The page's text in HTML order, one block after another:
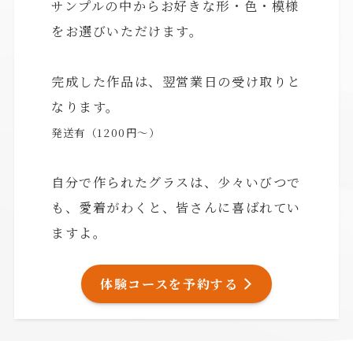
サンプルの中からお好きな形・色・模様
をお選びいただけます。
完成した作品は、翌営業日の受け取りと
なります。
発送有（1200円～）
自分で作られたグラスは、少々いびつで
も、愛着がわくと、皆さんに喜ばれてい
ますよ。
体験コースを予約する